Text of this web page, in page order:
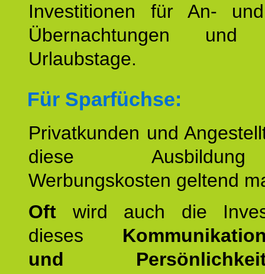
Investitionen für An-
Übernachtungen und
Urlaubstage.
Für Sparfüchse:
Privatkunden und
diese
Werbungskosten geltend
Oft wird auch die
dieses
und